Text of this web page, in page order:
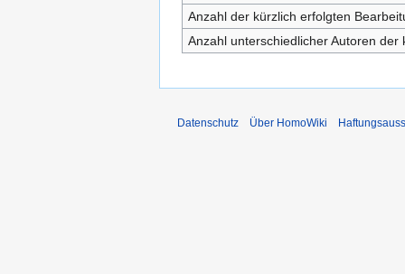
Anzahl der kürzlich erfolgten
Anzahl unterschiedlicher Autoren
Datenschutz Über HomoWiki